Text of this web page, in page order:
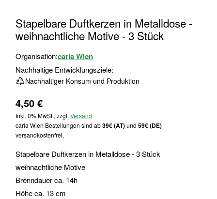
Anfang
der
springen
Stapelbare Duftkerzen in Metalldose -
weihnachtliche Motive - 3 Stück
Organisation:carla Wien
Nachhaltige Entwicklungsziele:
Nachhaltiger Konsum und Produktion
4,50 €
Inkl. 0% MwSt., zzgl. Versand
carla Wien Bestellungen sind ab39€ (AT)und 59€ (DE)
versandkostenfrei.
Stapelbare Duftkerzen in Metalldose - 3 Stück
weihnachtliche Motive
Brenndauer ca. 14h
Höhe ca. 13 cm